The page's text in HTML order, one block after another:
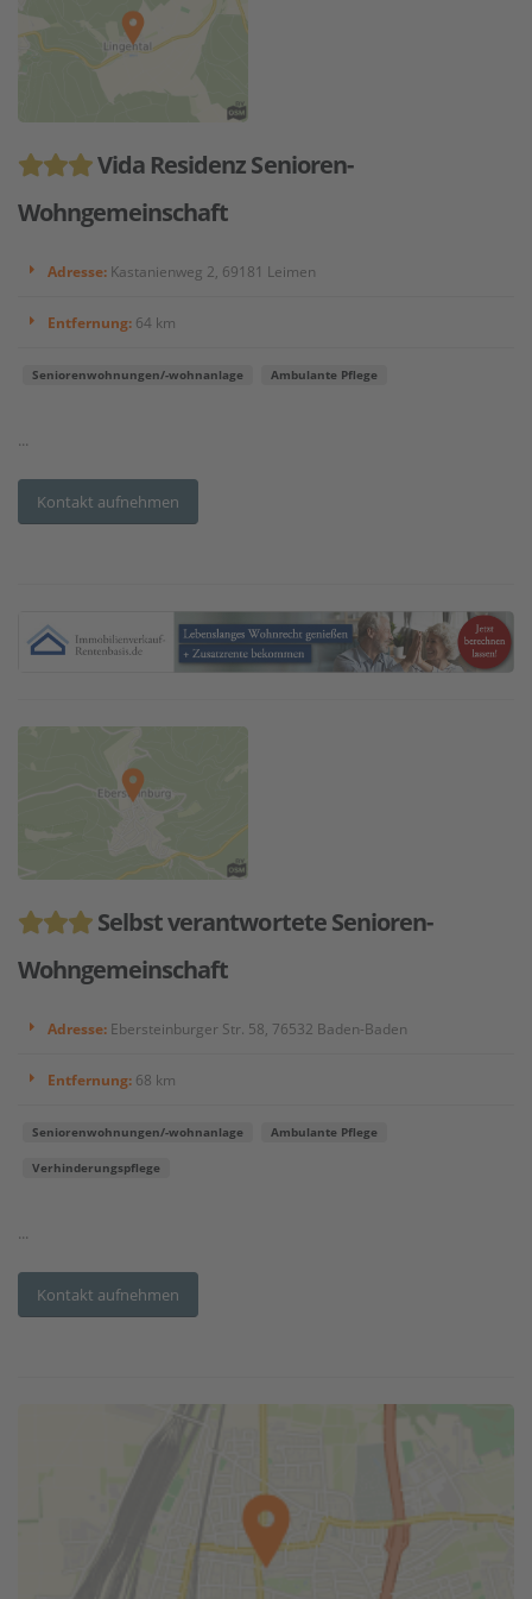
Vida Residenz Senioren-
Wohngemeinschaft
Adresse: Kastanienweg 2, 69181 Leimen
Entfernung: 64 km
Seniorenwohnungen/-wohnanlage Ambulante Pflege
...
Kontakt aufnehmen
Selbst verantwortete Senioren-
Wohngemeinschaft
Adresse: Ebersteinburger Str. 58, 76532 Baden-Baden
Entfernung: 68 km
Seniorenwohnungen/-wohnanlage Ambulante Pflege
Verhinderungspflege
...
Kontakt aufnehmen